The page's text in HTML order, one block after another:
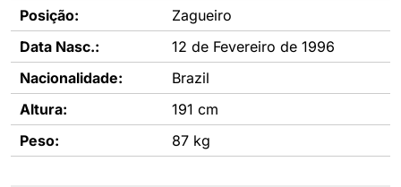
Posição:
Zagueiro
Data Nasc.:
12 de Fevereiro de 1996
Nacionalidade:
Brazil
Altura:
191 cm
Peso:
87 kg